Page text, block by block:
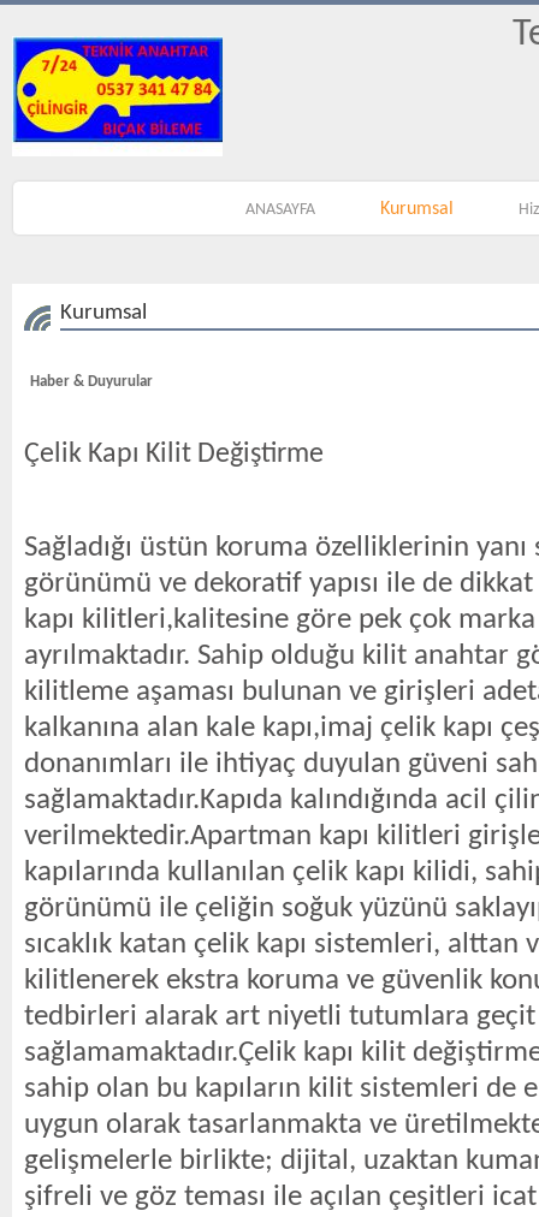
ANASAYFA Kurumsal
Kurumsal
Haber & Duyurular
Çelik Kapı Kilit Değiştirme
Sağladığı üstün koruma özelliklerinin yanı
görünümü ve dekoratif yapısı ile de
kapı kilitleri,kalitesine göre pek çok
ayrılmaktadır. Sahip olduğu kilit anahtar
kilitleme aşaması bulunan ve girişleri
kalkanına alan kale kapı,imaj çelik kapı
donanımları ile ihtiyaç duyulan güveni
sağlamaktadır.Kapıda kalındığında acil
verilmektedir.Apartman kapı kilitleri
kapılarında kullanılan çelik kapı kilidi,
görünümü ile çeliğin soğuk yüzünü
sıcaklık katan çelik kapı sistemleri, alttan
kilitlenerek ekstra koruma ve güvenlik
tedbirleri alarak art niyetli tutumlara geçit
sağlamamaktadır.Çelik kapı kilit
sahip olan bu kapıların kilit sistemleri de
uygun olarak tasarlanmakta ve
gelişmelerle birlikte; dijital, uzaktan
şifreli ve göz teması ile açılan çeşitleri